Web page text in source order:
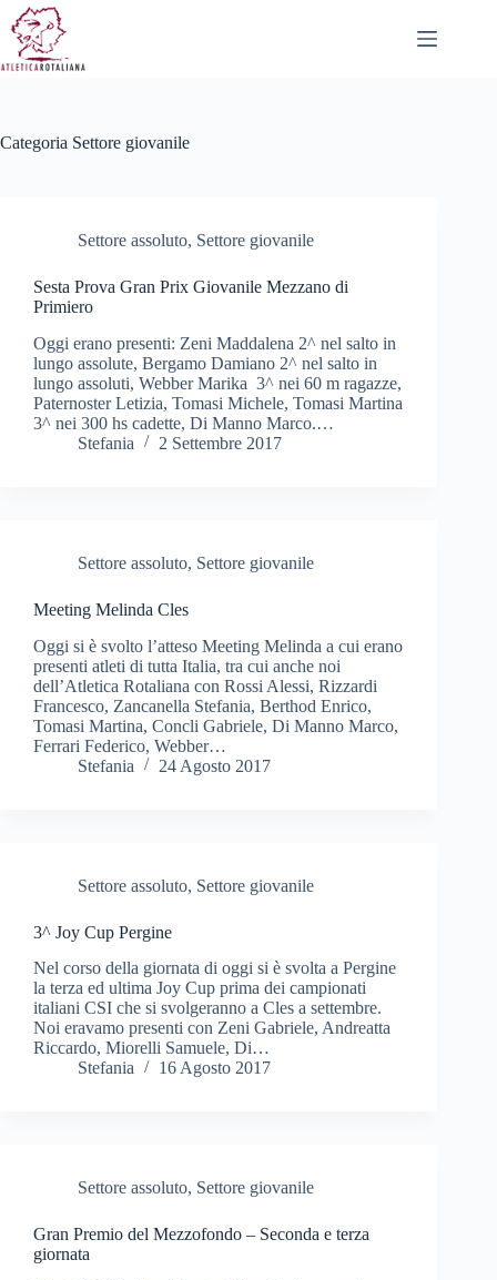
Salta
al
contenuto
Categoria Settore giovanile
Settore assoluto, Settore giovanile
Sesta Prova Gran Prix Giovanile Mezzano di
Primiero
Oggi erano presenti: Zeni Maddalena 2^ nel salto in
lungo assolute, Bergamo Damiano 2^ nel salto in
lungo assoluti, Webber Marika 3^ nei 60 m ragazze,
Paternoster Letizia, Tomasi Michele, Tomasi Martina
3^ nei 300 hs cadette, Di Manno Marco.…
Stefania
2 Settembre 2017
Settore assoluto, Settore giovanile
Meeting Melinda Cles
Oggi si è svolto l’atteso Meeting Melinda a cui erano
presenti atleti di tutta Italia, tra cui anche noi
dell’Atletica Rotaliana con Rossi Alessi, Rizzardi
Francesco, Zancanella Stefania, Berthod Enrico,
Tomasi Martina, Concli Gabriele, Di Manno Marco,
Ferrari Federico, Webber…
Stefania
24 Agosto 2017
Settore assoluto, Settore giovanile
3^ Joy Cup Pergine
Nel corso della giornata di oggi si è svolta a Pergine
la terza ed ultima Joy Cup prima dei campionati
italiani CSI che si svolgeranno a Cles a settembre.
Noi eravamo presenti con Zeni Gabriele, Andreatta
Riccardo, Miorelli Samuele, Di…
Stefania
16 Agosto 2017
Settore assoluto, Settore giovanile
Gran Premio del Mezzofondo – Seconda e terza
giornata